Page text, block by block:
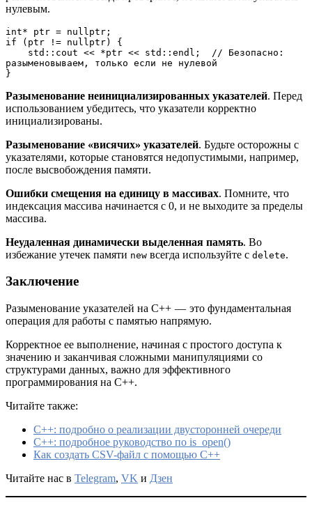
нулевым.
int* ptr = nullptr;
if (ptr != nullptr) {
разыменовываем, только если не нулевой
}
Разыменование неинициализированных указателей. Перед
использованием убедитесь, что указатели корректно
инициализированы.
Разыменование «висячих» указателей. Будьте осторожны с
указателями, которые становятся недопустимыми, например,
после высвобождения памяти.
Ошибки смещения на единицу в массивах. Помните, что
индексация массива начинается с 0, и не выходите за пределы
массива.
Неудаленная динамически выделенная память. Во
избежание утечек памяти new всегда используйте с delete.
Заключение
Разыменование указателей на C++ — это фундаментальная
операция для работы с памятью напрямую.
Корректное ее выполнение, начиная с простого доступа к
значению и заканчивая сложными манипуляциями со
структурами данных, важно для эффективного
программирования на C++.
Читайте также:
C++: подробно о реализации двусторонней очереди
C++: подробное руководство по is_open()
Как создать CSV-файл с помощью C++
Читайте нас в Telegram, VK и Дзен